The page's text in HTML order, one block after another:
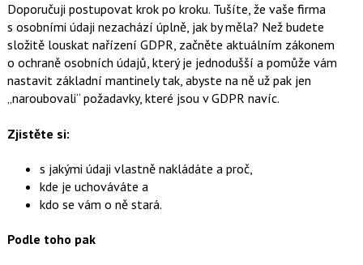
Doporučuji postupovat krok po kroku. Tušíte, že vaše firma
s osobními údaji nezachází úplně, jak by měla? Než budete
složitě louskat nařízení GDPR, začněte aktuálním zákonem
o ochraně osobních údajů, který je jednodušší a pomůže vám
nastavit základní mantinely tak, abyste na ně už pak jen
„naroubovali“ požadavky, které jsou v GDPR navíc.
Zjistěte si:
s jakými údaji vlastně nakládáte a proč,
kde je uchováváte a
kdo se vám o ně stará.
Podle toho pak